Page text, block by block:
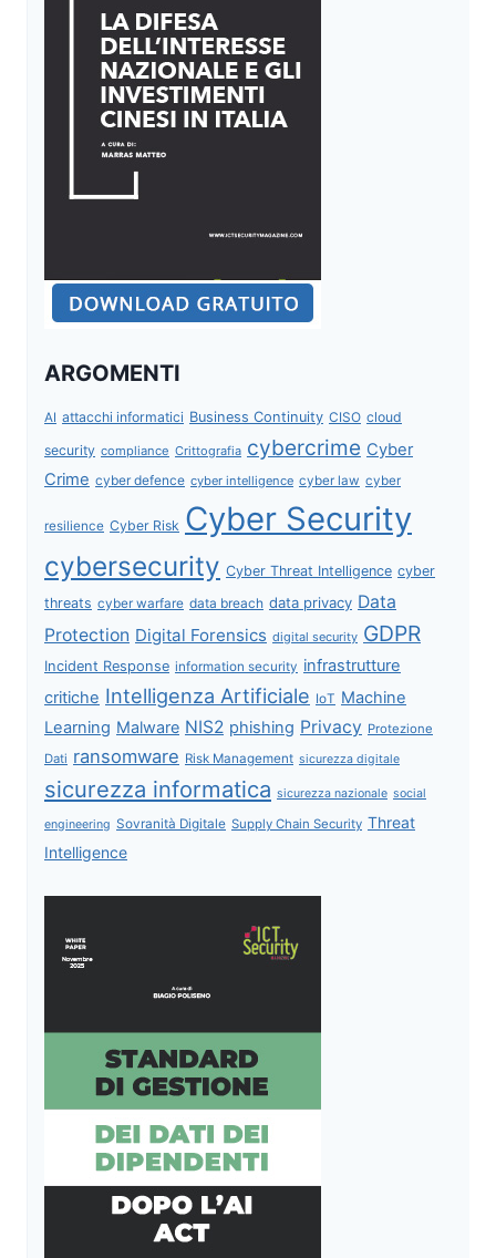
ARGOMENTI
AI attacchi informatici Business Continuity CISO cloud
security compliance Crittografia cybercrime Cyber
Crime cyber defence cyber intelligence cyber law cyber
resilience Cyber Risk Cyber Security
cybersecurity Cyber Threat Intelligence cyber
threats cyber warfare data breach data privacy Data
Protection Digital Forensics digital security GDPR
Incident Response information security infrastrutture
critiche Intelligenza Artificiale IoT Machine
Learning Malware NIS2 phishing Privacy Protezione
Dati ransomware Risk Management sicurezza digitale
sicurezza informatica sicurezza nazionale social
engineering Sovranità Digitale Supply Chain Security Threat
Intelligence